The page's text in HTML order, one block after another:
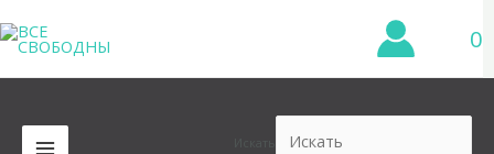
к
содержимому
0